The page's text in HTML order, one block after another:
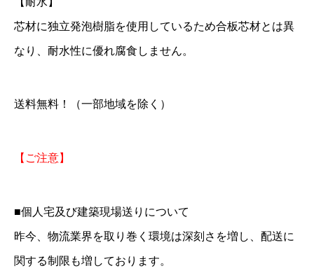
芯材に独立発泡樹脂を使用しているため合板芯材とは異
なり、耐水性に優れ腐食しません。
送料無料！（一部地域を除く）
【ご注意】
■個人宅及び建築現場送りについて
昨今、物流業界を取り巻く環境は深刻さを増し、配送に
関する制限も増しております。